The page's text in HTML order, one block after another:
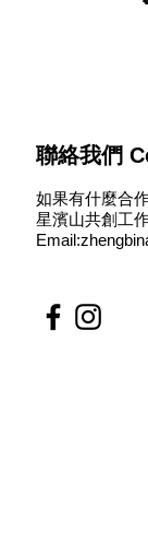
聯絡我們
如果有什麼合
星濱山共創工
Email: